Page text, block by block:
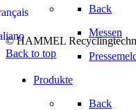
Back
Messen
Produkte
Back
© HAMMEL
Back to top